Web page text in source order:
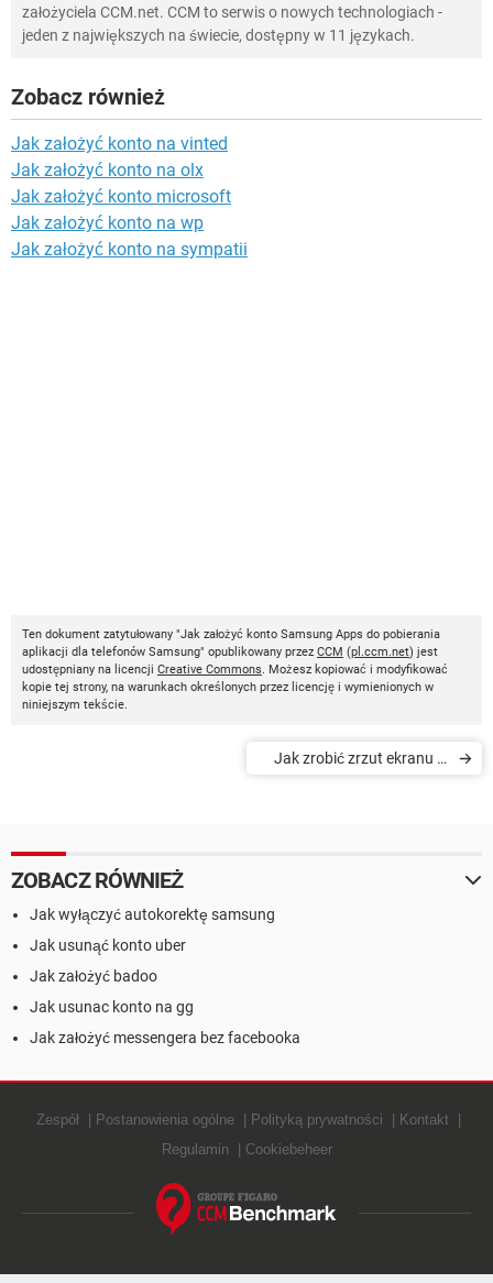
założyciela CCM.net. CCM to serwis o nowych technologiach -
jeden z największych na świecie, dostępny w 11 językach.
Zobacz również
Jak założyć konto na vinted
Jak założyć konto na olx
Jak założyć konto microsoft
Jak założyć konto na wp
Jak założyć konto na sympatii
Ten dokument zatytułowany "Jak założyć konto Samsung Apps do pobierania
aplikacji dla telefonów Samsung" opublikowany przez CCM (pl.ccm.net) jest
udostępniany na licencji Creative Commons. Możesz kopiować i modyfikować
kopie tej strony, na warunkach określonych przez licencję i wymienionych w
niniejszym tekście.
Jak zrobić zrzut ekranu w
ZOBACZ RÓWNIEŻ
Jak wyłączyć autokorektę samsung
Jak usunąć konto uber
Jak założyć badoo
Jak usunac konto na gg
Jak założyć messengera bez facebooka
Zespół Postanowienia ogólne Polityką prywatności
Kontakt
Regulamin
Cookiebeheer